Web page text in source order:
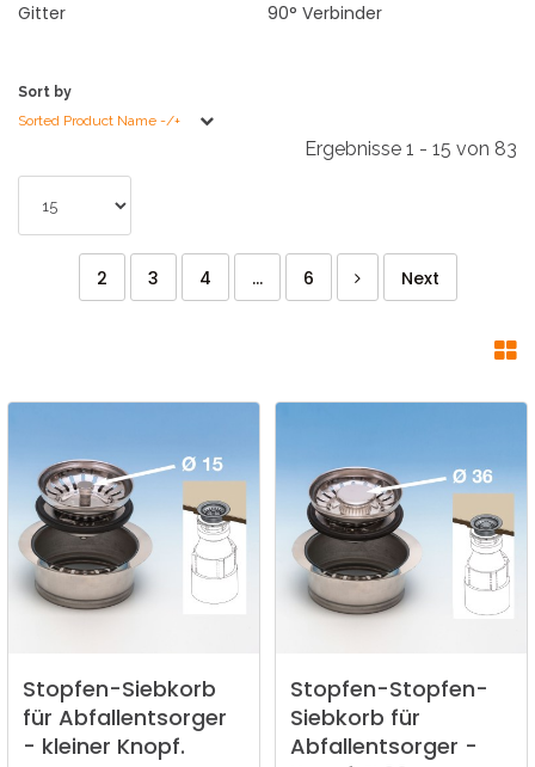
Gitter 90° Verbinder
Sort by
Sorted Product Name -/+
Ergebnisse 1 - 15 von 83
2 3 4 ... 6 Next
Stopfen-Siebkorb
für Abfallentsorger
- kleiner Knopf.
Stopfen-Stopfen-
Siebkorb für
Abfallentsorger -